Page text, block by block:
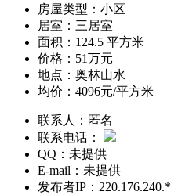
房屋类型： 小区
居室： 三居室
面积： 124.5 平方米
价格： 51万元
地点： 奥林山水
均价： 4096元/平方米
联系人： 匿名
联系电话：
QQ： 未提供
E-mail： 未提供
发布者IP： 220.176.240.*